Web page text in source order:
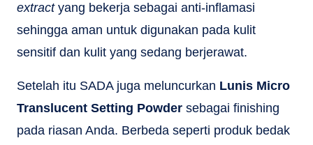
extractyang bekerja sebagai anti-inflamasi
sehingga aman untuk digunakan pada kulit
sensitif dan kulit yang sedang berjerawat.
Setelah itu SADA juga meluncurkan Lunis Micro
Translucent Setting Powder sebagai finishing
pada riasan Anda. Berbeda seperti produk bedak